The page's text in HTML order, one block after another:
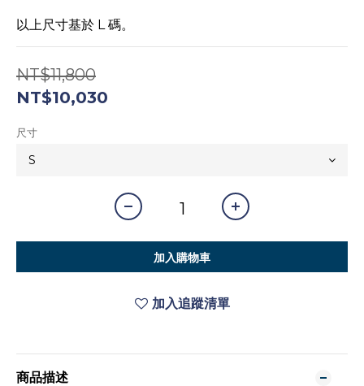
以上尺寸基於 L 碼。
NT$11,800
NT$10,030
尺寸
加入購物車
加入追蹤清單
商品描述